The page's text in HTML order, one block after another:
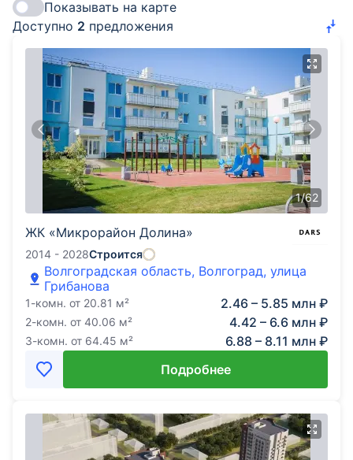
Показывать на карте
Доступно 2 предложения
1/62
ЖК «Микрорайон Долина»
2014 - 2028Строится
Волгоградская область, Волгоград, улица
Грибанова
1-комн. от 20.81 м² 2.46 – 5.85 млн ₽
2-комн. от 40.06 м² 4.42 – 6.6 млн ₽
3-комн. от 64.45 м²
6.88 – 8.11 млн ₽
Подробнее